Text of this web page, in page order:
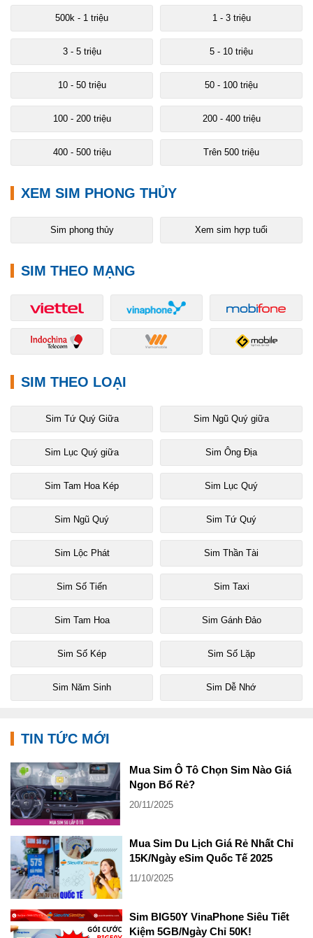
500k - 1 triệu 1 - 3 triệu
3 - 5 triệu 5 - 10 triệu
10 - 50 triệu 50 - 100 triệu
100 - 200 triệu 200 - 400 triệu
400 - 500 triệu Trên 500 triệu
XEM SIM PHONG THỦY
Sim phong thủy Xem sim hợp tuổi
SIM THEO MẠNG
SIM THEO LOẠI
Sim Tứ Quý Giữa Sim Ngũ Quý giữa
Sim Lục Quý giữa Sim Ông Địa
Sim Tam Hoa Kép Sim Lục Quý
Sim Ngũ Quý Sim Tứ Quý
Sim Lộc Phát Sim Thần Tài
Sim Số Tiến Sim Taxi
Sim Tam Hoa Sim Gánh Đảo
Sim Số Kép Sim Số Lặp
Sim Năm Sinh Sim Dễ Nhớ
TIN TỨC MỚI
Mua Sim Ô Tô Chọn Sim Nào Giá
Ngon Bổ Rẻ?
20/11/2025
Mua Sim Du Lịch Giá Rẻ Nhất Chỉ
15K/Ngày eSim Quốc Tế 2025
11/10/2025
Sim BIG50Y VinaPhone Siêu Tiết
Kiệm 5GB/Ngày Chỉ 50K!